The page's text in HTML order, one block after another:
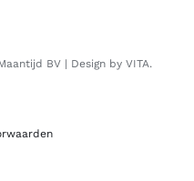
BV | Design by VITA.